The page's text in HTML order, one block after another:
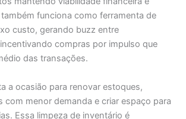
funciona como ferramenta de
custo, gerando buzz entre
compras por impulso que
das transações.
a ocasião para renovar estoques,
com menor demanda e criar espaço para
Essa limpeza de inventário é